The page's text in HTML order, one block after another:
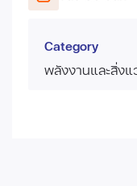
Category
พลังงานและสิ่งแ